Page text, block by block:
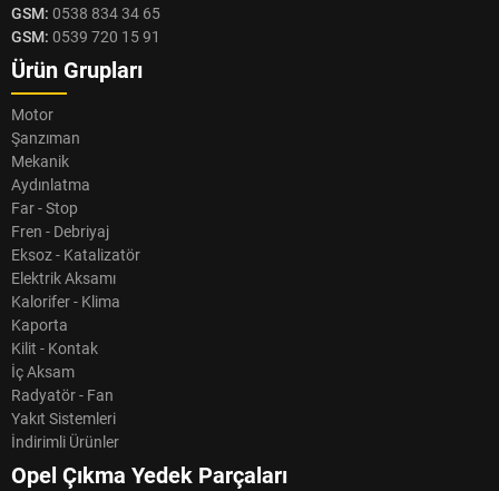
GSM: 0538 834 34 65
GSM: 0539 720 15 91
Ürün Grupları
Motor
Şanzıman
Mekanik
Aydınlatma
Far - Stop
Fren - Debriyaj
Eksoz - Katalizatör
Elektrik Aksamı
Kalorifer - Klima
Kaporta
Kilit - Kontak
İç Aksam
Radyatör - Fan
Yakıt Sistemleri
İndirimli Ürünler
Opel Çıkma Yedek Parçaları